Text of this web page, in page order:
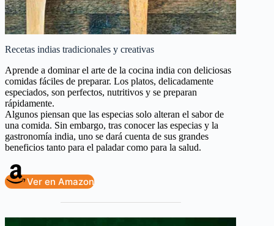
Recetas indias tradicionales y creativas
Aprende a dominar el arte de la cocina india con deliciosas
comidas fáciles de preparar. Los platos, delicadamente
especiados, son perfectos, nutritivos y se preparan
rápidamente.
Algunos piensan que las especias solo alteran el sabor de
una comida. Sin embargo, tras conocer las especias y la
gastronomía india, uno se dará cuenta de sus grandes
beneficios tanto para el paladar como para la salud.
Ver en Amazon